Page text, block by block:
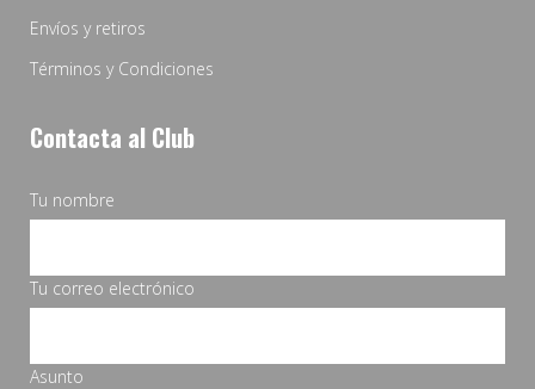
Envíos y retiros
Términos y Condiciones
Contacta al Club
Tu nombre
Tu correo electrónico
Asunto